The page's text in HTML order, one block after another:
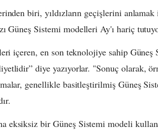
biri, yıldızların geçişlerini
Güneş Sistemi modelleri Ay'ı hariç
içeren, en son teknolojiye sahip Güneş
diye yazıyorlar. "Sonuç olarak,
genellikle basitleştirilmiş Güneş
eksiksiz bir Güneş Sistemi modeli